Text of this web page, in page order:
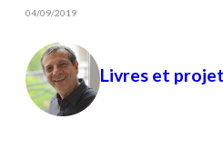
04/09/2019
Livres et